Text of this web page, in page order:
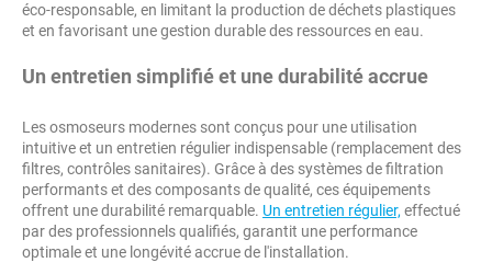
éco-responsable, en limitant la production de déchets plastiques
et en favorisant une gestion durable des ressources en eau.
Un entretien simplifié et une durabilité accrue
Les osmoseurs modernes sont conçus pour une utilisation
intuitive et un entretien régulier indispensable (remplacement des
filtres, contrôles sanitaires). Grâce à des systèmes de filtration
performants et des composants de qualité, ces équipements
offrent une durabilité remarquable. Un entretien régulier,effectué
par des professionnels qualifiés, garantit une performance
optimale et une longévité accrue de l'installation.